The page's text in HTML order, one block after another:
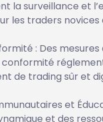
la surveillance et
les traders novices
: Des mesures
de trading sûr et
et
et des